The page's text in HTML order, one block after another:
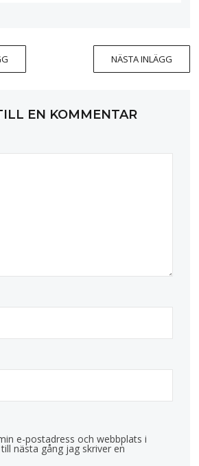
NÄSTA INLÄGG
EN KOMMENTAR
e-postadress och webbplats i
nästa gång jag skriver en